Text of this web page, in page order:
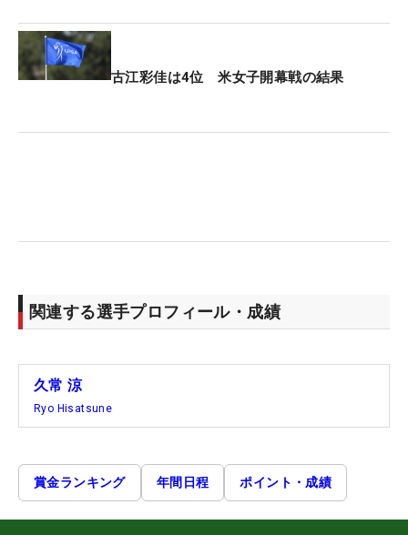
古江彩佳は4位 米女子開幕戦の結果
関連する選手プロフィール・成績
久常 涼
Ryo Hisatsune
賞金ランキング 年間日程 ポイント・成績